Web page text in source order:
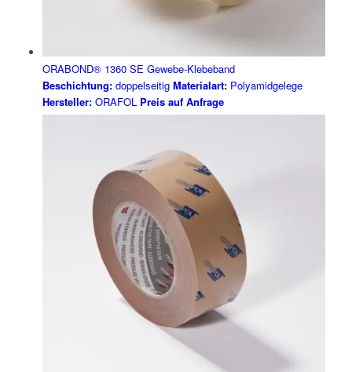
ORABOND® 1360 SE Gewebe-Klebeband
Beschichtung:doppelseitig Materialart:Polyamidgelege
Hersteller:ORAFOL Preis auf Anfrage